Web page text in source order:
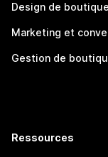
Design de boutique
Marketing et
Gestion de
Ressources